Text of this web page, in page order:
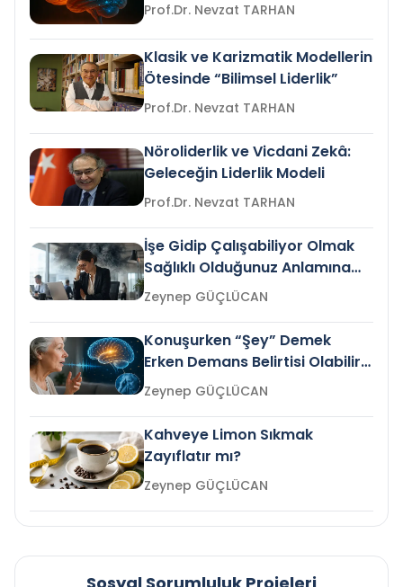
Prof.Dr. Nevzat TARHAN
Klasik ve Karizmatik Modellerin
Ötesinde “Bilimsel Liderlik”
Prof.Dr. Nevzat TARHAN
Nöroliderlik ve Vicdani Zekâ:
Geleceğin Liderlik Modeli
Prof.Dr. Nevzat TARHAN
İşe Gidip Çalışabiliyor Olmak
Sağlıklı Olduğunuz Anlamına
Gelir mi?Zeynep GÜÇLÜCAN
Konuşurken “Şey” Demek
Erken Demans Belirtisi Olabilir
mi?
Zeynep GÜÇLÜCAN
Kahveye Limon Sıkmak
Zayıflatır mı?
Zeynep GÜÇLÜCAN